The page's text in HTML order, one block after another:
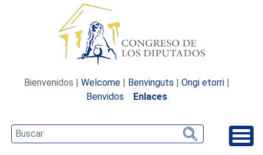
Bienvenidos | Welcome | Benvinguts | Ongi etorri |
Benvidos
Enlaces